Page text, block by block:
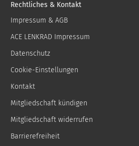
Rechtliches & Kontakt
Impressum & AGB
ACE LENKRAD Impressum
Datenschutz
Cookie-Einstellungen
Kontakt
Mitgliedschaft kündigen
Mitgliedschaft widerrufen
Barrierefreiheit